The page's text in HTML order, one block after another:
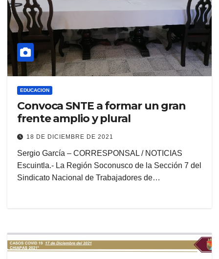
EDUCACION
Convoca SNTE a formar un gran
frente amplio y plural
18 DE DICIEMBRE DE 2021
Sergio García – CORRESPONSAL / NOTICIAS
Escuintla.- La Región Soconusco de la Sección 7 del
Sindicato Nacional de Trabajadores de…